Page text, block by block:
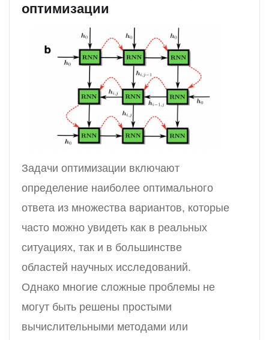
оптимизации
Задачи оптимизации включают
определение наиболее оптимального
ответа из множества вариантов, которые
часто можно увидеть как в реальных
ситуациях, так и в большинстве
областей научных исследований.
Однако многие сложные проблемы не
могут быть решены простыми
вычислительными методами или